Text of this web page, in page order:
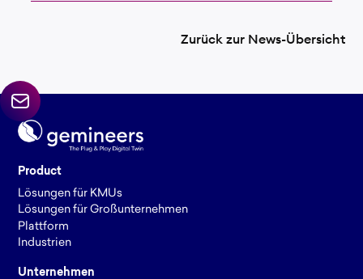
Zurück zur News-Übersicht
Product
Lösungen für KMUs
Lösungen für Großunternehmen
Plattform
Industrien
Unternehmen